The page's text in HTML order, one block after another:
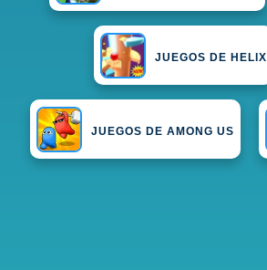
JUEGOS DE HELIX
JUEGOS DE AMONG US